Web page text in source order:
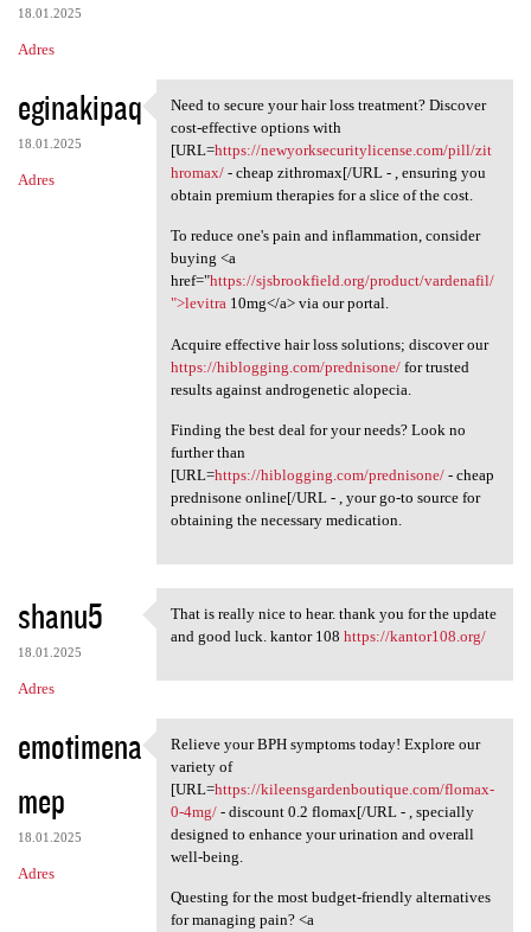
18.01.2025
Adres
eginakipaq
18.01.2025
Adres
Need to secure your hair loss
Need to secure your hair loss treatment? Discover
cost-effective options with
[URL=https://newyorksecuritylicense.com/pill/zit
hromax/- cheap zithromax[/URL - , ensuring you
obtain premium therapies for a slice of the cost.
To reduce one's pain and inflammation, consider
buying <a
href="https://sjsbrookfield.org/product/vardenafil/
">levitra10mg</a> via our portal.
Acquire effective hair loss solutions; discover our
https://hiblogging.com/prednisone/for trusted
results against androgenetic alopecia.
Finding the best deal for your needs? Look no
further than
[URL=https://hiblogging.com/prednisone/- cheap
prednisone online[/URL - , your go-to source for
obtaining the necessary medication.
shanu5
18.01.2025
Adres
That is really nice to hear.
That is really nice to hear. thank you for the update
and good luck. kantor 108 https://kantor108.org/
emotimena
mep
18.01.2025
Adres
Relieve your BPH symptoms
Relieve your BPH symptoms today! Explore our
variety of
[URL=https://kileensgardenboutique.com/flomax-
0-4mg/- discount 0.2 flomax[/URL - , specially
designed to enhance your urination and overall
well-being.
Questing for the most budget-friendly alternatives
for managing pain? <a